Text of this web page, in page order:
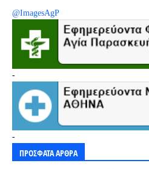
@ImagesAgP
-
-
ΠΡΟΣΦΑΤΑ ΑΡΘΡΑ